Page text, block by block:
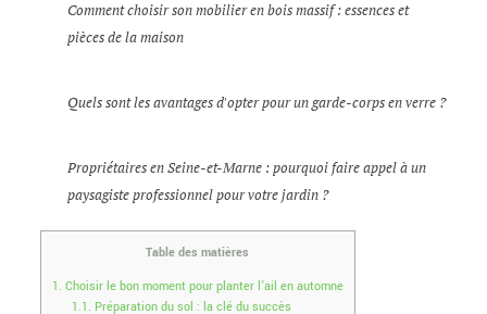
Comment choisir son mobilier en bois massif : essences et
pièces de la maison
Quels sont les avantages d'opter pour un garde-corps en verre ?
Propriétaires en Seine-et-Marne : pourquoi faire appel à un
paysagiste professionnel pour votre jardin ?
Table des matières
1. Choisir le bon moment pour planter l’ail en automne
1.1. Préparation du sol : la clé du succès